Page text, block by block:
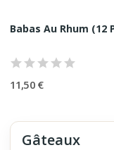
Gâteaux
Babas Au Rhum (12
11,50 €